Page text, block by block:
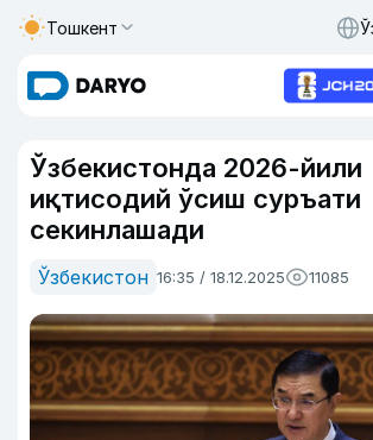
Тошкент
Ўзбекистонда 2026-йили
иқтисодий ўсиш суръати
секинлашади
Ўзбекистон 16:35 / 18.12.2025 11085